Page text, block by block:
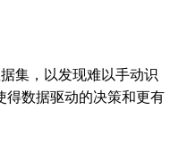
集，以发现难以手动识
得数据驱动的决策和更有